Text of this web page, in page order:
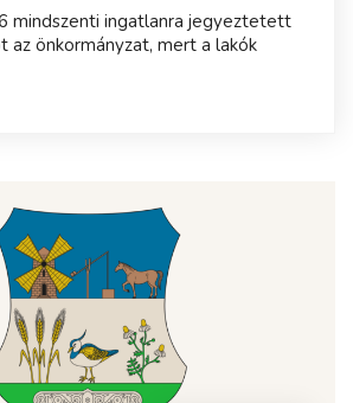
mindszenti ingatlanra jegyeztetett
az önkormányzat, mert a lakók